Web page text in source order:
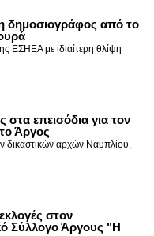
δημοσιογράφος από το
ΕΣΗΕΑ με ιδιαίτερη θλίψη
επεισόδια για τον
Άργος
αρχών Ναυπλίου,
στον
Σύλλογο Άργους "Η